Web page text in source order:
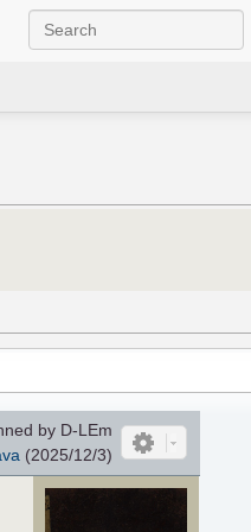
by D-LEm
(2025/12/3)